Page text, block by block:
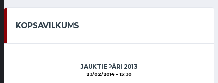
KOPSAVILKUMS
JAUKTIE PĀRI 2013
23/02/2014 15:30